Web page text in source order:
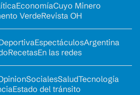
EconomíaCuyo Minero
VerdeRevista OH
EspectáculosArgentina
RecetasEn las redes
SocialesSaludTecnología
Estado del tránsito